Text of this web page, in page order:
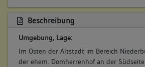
Beschreibung
Umgebung, Lage:
Im Osten der Altstadt im Bereich
der ehem. Domherrenhof an der